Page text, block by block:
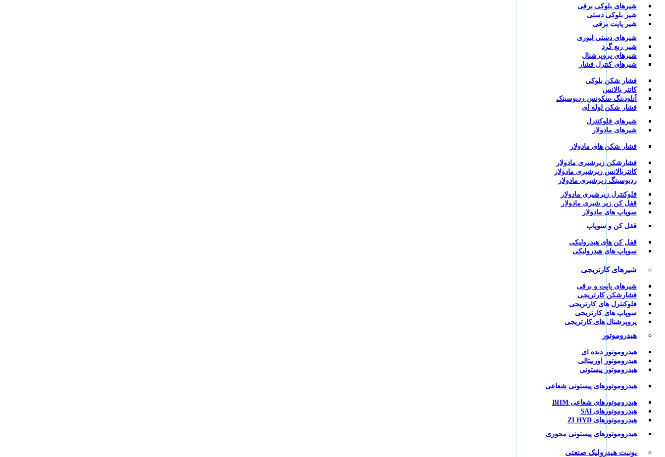
شیرهای بلوکی برقی
شیر بلوکی دستی
شیر پاپت برقی
شیرهای دستی لیوری
شیر ربع گرد
شیرهای پروپرشنال
شیرهای کنترل فشار
فشار شکن بلوکی
کانتر بالانس
آنلودینگ-سکونس-ردیوسینک
فشار شکن لوله ای
شیرهای فلوکنترل
شیرهای مادولار
فشار شکن های مادولار
فشارشکن زیرشیری مادولار
کانتربالانس زیرشیری مادولار
ردیوسینگ زیرشیری مادولار
فلوکنترل زیرشیری مادولار
قفل کن زیر شیری مادولار
سوپاپ های مادولار
قفل کن و سوپاپ
قفل کن های هیدرولیکی
سوپاپ های هیدرولیکی
شیرهای کارتریجی
شیرهای پاپت و برقی
فشارشکن کارتریجی
فلوکنترل های کارتریجی
سوپاپ های کارتریجی
پروپرشنال های کارتریجی
هیدروموتور
هیدروموتور دنده ای
هیدروموتور اوربیتالی
هیدروموتور پیستونی
هیدروموتورهای پیستونی شعاعی
هیدروموتورهای شعاعی BHM
هیدروموتورهای SAI
هیدروموتورهای ZI HYD
هیدروموتورهای پیستونی محوری
یونیت هیدرولیک صنعتی